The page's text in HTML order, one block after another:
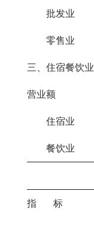
批发业
零售业
三、住宿餐饮业
营业额
住宿业
餐饮业
指 标